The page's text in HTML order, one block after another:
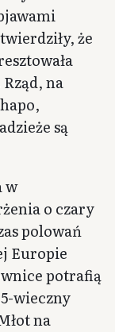
że
na
są
w
o czary
polowań
Europie
potrafią
wieczny
na